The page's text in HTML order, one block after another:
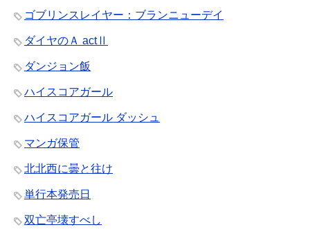
ゴブリンスレイヤー：ブランニューデイ
ダイヤのＡ actⅡ
ダンジョン飯
ハイスコアガール
ハイスコアガール ダッシュ
マンガ保管
北北西に曇と往け
単行本発売日
双亡亭壊すべし